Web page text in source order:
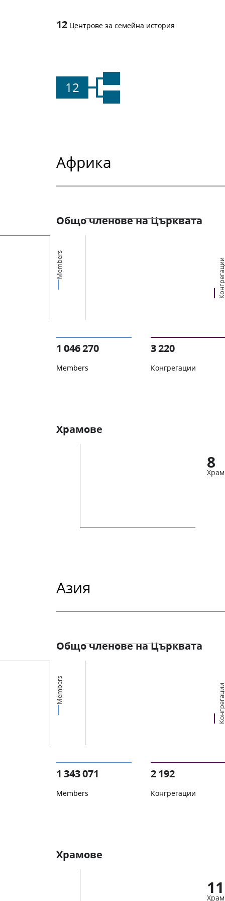
12 Центрове за семейна история
12
Африка
Общо членове на Църквата
Members Конгрегации
1 046 270
Members
3 220
Конгрегации
Храмове
8
Азия
Общо членове на Църквата
Members Конгрегации
1 343 071
Members
2 192
Конгрегации
Храмове
11